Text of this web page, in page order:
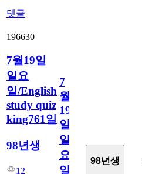
댓글
196630
7월19일
일요
일/English
study quiz
king761일
98년생
12
7
월
19
일
일
요
일/English
98년생